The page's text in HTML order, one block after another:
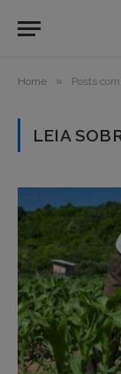
Home » Posts
LEIA